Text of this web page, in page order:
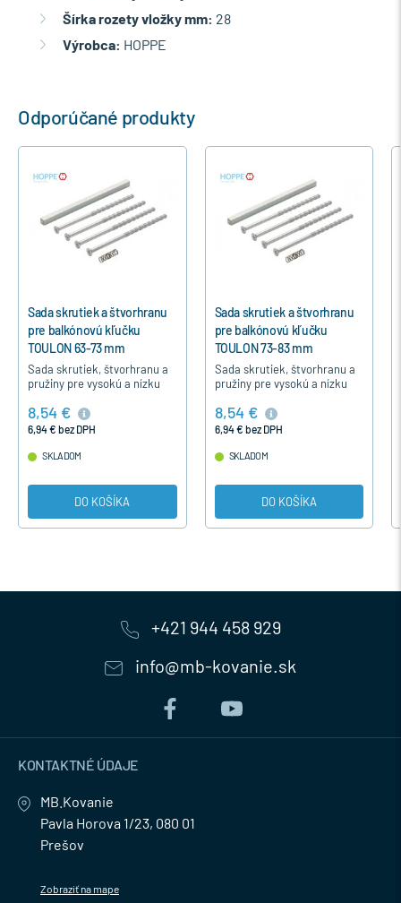
Šírka rozety vložky mm: 28
Výrobca: HOPPE
Odporúčané produkty
Sada skrutiek a štvorhranu
pre balkónovú kľučku
TOULON 73-83 mm
Sada skrutiek, štvorhranu a
pružiny pre vysokú a nízku
TOULON, pre hrúbku profilu
73-83 mm.
8,54 €
6,94 € bez DPH
SKLADOM
DO KOŠÍKA
Sada skrutiek a štvorhranu
pre balkónovú kľučku
TOULON 83-93 mm
Sada skrutiek, štvorhranu a
pružiny pre vysokú a nízku
TOULON, pre hrúbku profilu
83-93 mm.
8,54 €
6,94 € bez DPH
SKLADOM
DO KOŠÍKA
+421 944 458 929
info@mb-kovanie.sk
KONTAKTNÉ ÚDAJE
MB.Kovanie
Pavla Horova 1/23, 080 01
Prešov
Zobraziť na mape